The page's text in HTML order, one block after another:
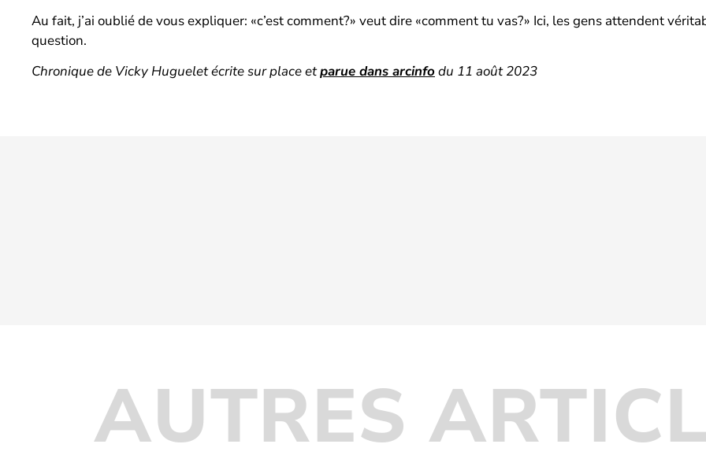
Au fait, j’ai oublié de vous expliquer: «c’est comment?» veut dire «comment tu vas?» Ici, les gens attendent
question.
Chronique de Vicky Huguelet écrite sur place etparue dans arcinfodu 11 août 2023
AUTRES